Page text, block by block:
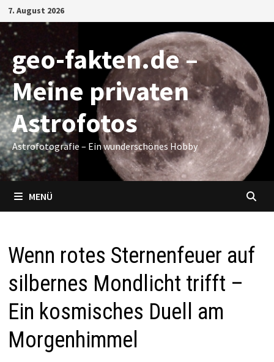
Zum
Inhalt
springen
7. August 2026
geo-fakten.de –
Meine privaten
Astrofotos
Astrofotografie – Ein wunderschönes Hobby
MENÜ
Wenn rotes Sternenfeuer auf
silbernes Mondlicht trifft –
Ein kosmisches Duell am
Morgenhimmel